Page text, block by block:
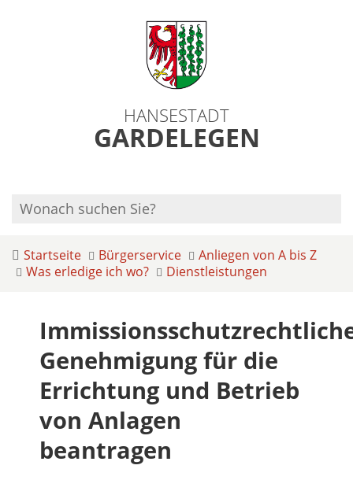
HANSESTADT
GARDELEGEN
Startseite Bürgerservice
Anliegen von A bis Z
Was erledige ich wo?
Dienstleistungen
Genehmigung für die
Errichtung und Betrieb
von Anlagen
beantragen